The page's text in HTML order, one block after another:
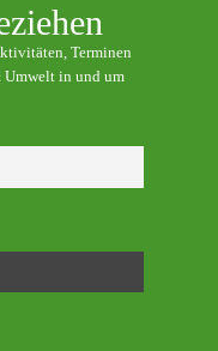
Terminen
Umwelt in und um